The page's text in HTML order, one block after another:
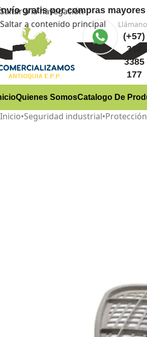
Saltar a la navegación
Saltar a contenido principal
gratispor compras mayores
(+57)
312
3385
177
Quienes SomosCatalogo De
Inicio•Seguridad industrial•